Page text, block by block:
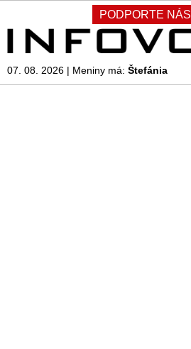
PODPORTE NÁS
07. 08. 2026 | Meniny má: Štefánia